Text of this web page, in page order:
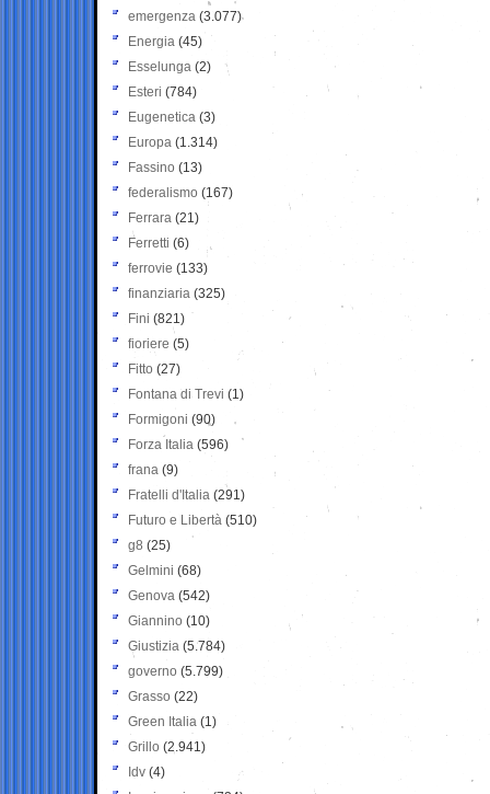
emergenza (3.077)
Energia (45)
Esselunga (2)
Esteri (784)
Eugenetica (3)
Europa (1.314)
Fassino (13)
federalismo (167)
Ferrara (21)
Ferretti (6)
ferrovie (133)
finanziaria (325)
Fini (821)
fioriere (5)
Fitto (27)
Fontana di Trevi (1)
Formigoni (90)
Forza Italia (596)
frana (9)
Fratelli d'Italia (291)
Futuro e Libertà (510)
g8 (25)
Gelmini (68)
Genova (542)
Giannino (10)
Giustizia (5.784)
governo (5.799)
Grasso (22)
Green Italia (1)
Grillo (2.941)
Idv (4)